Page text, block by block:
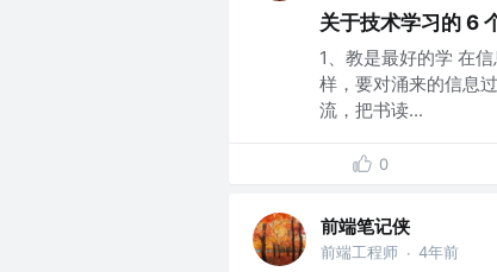
关于技术学习的 6
1、教是最好的学 在
样，要对涌来的信息
流，把书读...
0
前端笔记侠
前端工程师 · 4年前